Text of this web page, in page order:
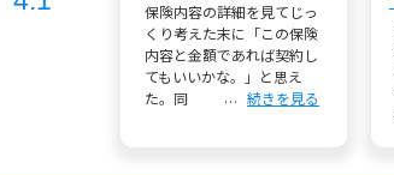
保険内容の詳細を見てじっ
くり考えた末に「この保険
内容と金額であれば契約し
てもいいかな。」と思え
た。同
続きを見る